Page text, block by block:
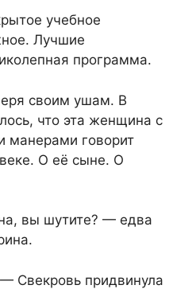
учебное
Лучшие
программа.
своим ушам. В
что эта женщина с
манерами говорит
О её сыне. О
вы шутите? — едва
Свекровь придвинула